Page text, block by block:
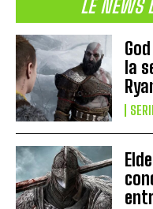
LE NEWS
la